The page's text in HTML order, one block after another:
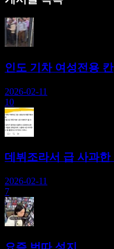
인도 기차 여성전용 칸
2026-02-11
10
데뷔조라서 급 사과
2026-02-11
7